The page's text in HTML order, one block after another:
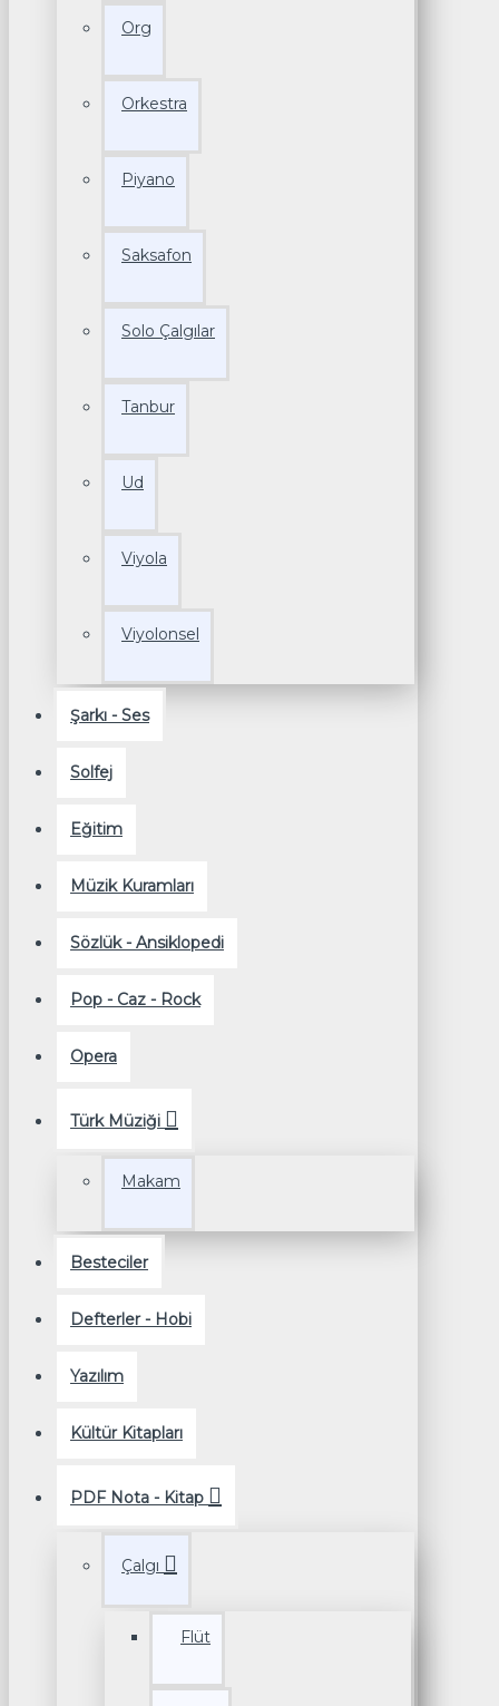
Org
Orkestra
Piyano
Saksafon
Solo Çalgılar
Tanbur
Ud
Viyola
Viyolonsel
Şarkı - Ses
Solfej
Eğitim
Müzik Kuramları
Sözlük - Ansiklopedi
Pop - Caz - Rock
Opera
Türk Müziği
Makam
Besteciler
Defterler - Hobi
Yazılım
Kültür Kitapları
PDF Nota - Kitap
Çalgı
Flüt